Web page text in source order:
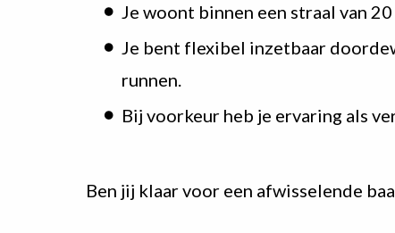
Je woont binnen een straal van
Je bent flexibel inzetbaar
runnen.
Bij voorkeur heb je ervaring als
Ben jij klaar voor een afwisselende